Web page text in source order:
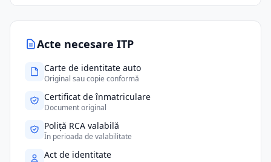
Acte necesare ITP
Carte de identitate auto
Original sau copie conformă
Certificat de înmatriculare
Document original
Poliță RCA valabilă
În perioada de valabilitate
Act de identitate